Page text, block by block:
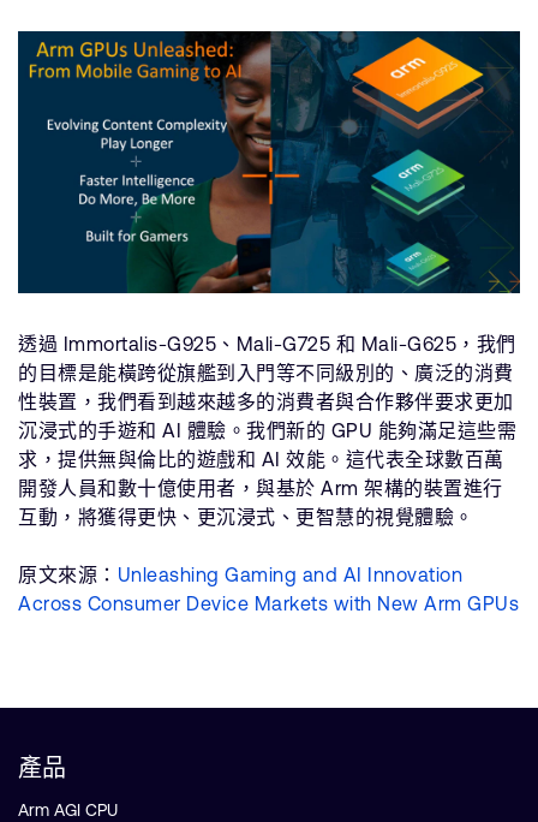
透過 Immortalis-G925、Mali-G725 和 Mali-G625，我們
的目標是能橫跨從旗艦到入門等不同級別的、廣泛的消費
性裝置，我們看到越來越多的消費者與合作夥伴要求更加
沉浸式的手遊和 AI 體驗。我們新的 GPU 能夠滿足這些需
求，提供無與倫比的遊戲和 AI 效能。這代表全球數百萬
開發人員和數十億使用者，與基於 Arm 架構的裝置進行
互動，將獲得更快、更沉浸式、更智慧的視覺體驗。
原文來源： Unleashing Gaming and AI Innovation
Across Consumer Device Markets with New Arm GPUs
產品
Arm AGI CPU